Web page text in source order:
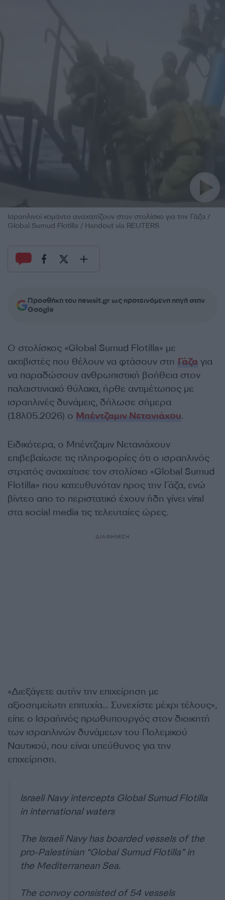
Ισραηλινοί κομάντο αναχαιτίζουν στον στολίσκο για την Γάζα /
Global Sumud Flotilla / Handout via REUTERS
Προσθήκη του newsit.gr ως προτεινόμενη πηγή στην
Google
Ο στολίσκος «Global Sumud Flotilla» με
ακτιβιστές που θέλουν να φτάσουν στη Γάζα για
να παραδώσουν ανθρωπιστική βοήθεια στον
παλαιστινιακό θύλακα, ήρθε αντιμέτωπος με
ισραηλινές δυνάμεις, δήλωσε σήμερα
(18λ05.2026) ο Μπέντζαμιν Νετανιάχου.
Ειδικότερα, ο Μπέντζαμιν Νετανιάχουν
επιβεβαίωσε τις πληροφορίες ότι ο ισραηλινός
στρατός αναχαίτισε τον στολίσκο «Global Sumud
Flotilla» που κατευθυνόταν προς την Γάζα, ενώ
βίντεο απο το περιστατικό έχουν ήδη γίνει viral
στα social media τις τελευταίες ώρες.
ΔΙΑΦΗΜΙΣΗ
«Διεξάγετε αυτήν την επιχείρηση με
αξιοσημείωτη επιτυχία… Συνεχίστε μέχρι τέλους»,
είπε ο Ισραήινός πρωθυπουργός στον διοικητή
των ισραηλινών δυνάμεων του Πολεμικού
Ναυτικού, που είναι υπεύθυνος για την
επιχείρηση.
Israeli Navy intercepts Global Sumud Flotilla
in international waters
The Israeli Navy has boarded vessels of the
pro-Palestinian “Global Sumud Flotilla” in
the Mediterranean Sea.
The convoy consisted of 54 vessels